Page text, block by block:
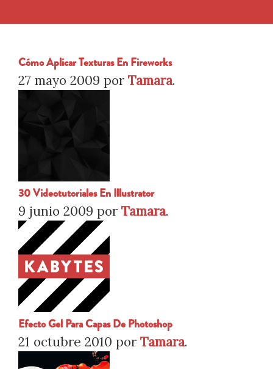
Cómo Aplicar Texturas En Fireworks
27 mayo 2009 por Tamara.
30 Videotutoriales En Illustrator
9 junio 2009 por Tamara.
Efecto Gel Para Capas De Photoshop
21 octubre 2010 por Tamara.